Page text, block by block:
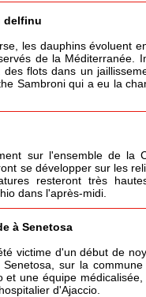
delfinu
les dauphins évoluent
de la Méditerranée.
des flots dans un
Sambroni qui a eu la
sur l'ensemble de la
se développer sur les
resteront très
dans l'après-midi.
à Senetosa
victime d'un début de
sur la
et une équipe
d'Ajaccio.